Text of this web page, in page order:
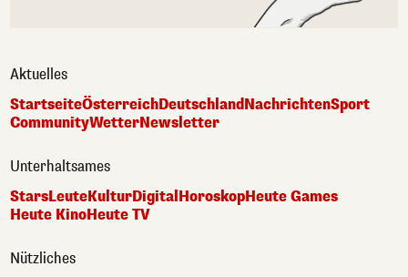
Aktuelles
StartseiteÖsterreichDeutschlandNachrichtenSport
CommunityWetterNewsletter
Unterhaltsames
StarsLeuteKulturDigitalHoroskopHeute Games
Heute KinoHeute TV
Nützliches